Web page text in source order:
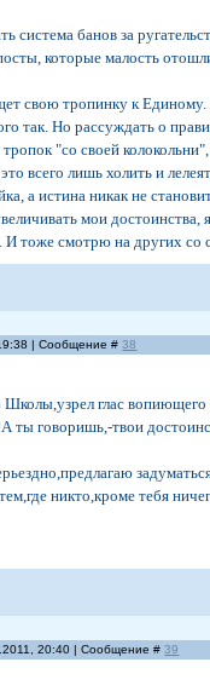
система банов за
которые малость
свою тропинку к
так. Но рассуждать о
"со своей
всего лишь холить и
а истина никак не
мои достоинства,
И тоже смотрю на других со
| Сообщение #38
глас вопиющего
ты говоришь,-твои
никто,кроме тебя
20:40 | Сообщение #39